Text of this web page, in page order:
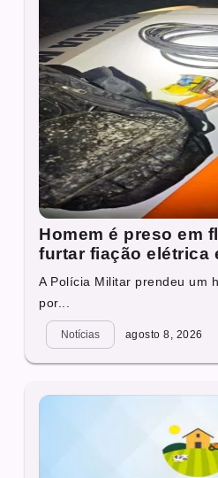
Homem é preso em
furtar fiação elétrica
A Polícia Militar prendeu um
por...
Notícias agosto 8, 2026